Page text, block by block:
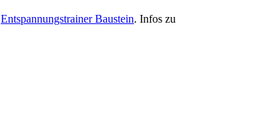
Entspannungstrainer Baustein. Infos zu